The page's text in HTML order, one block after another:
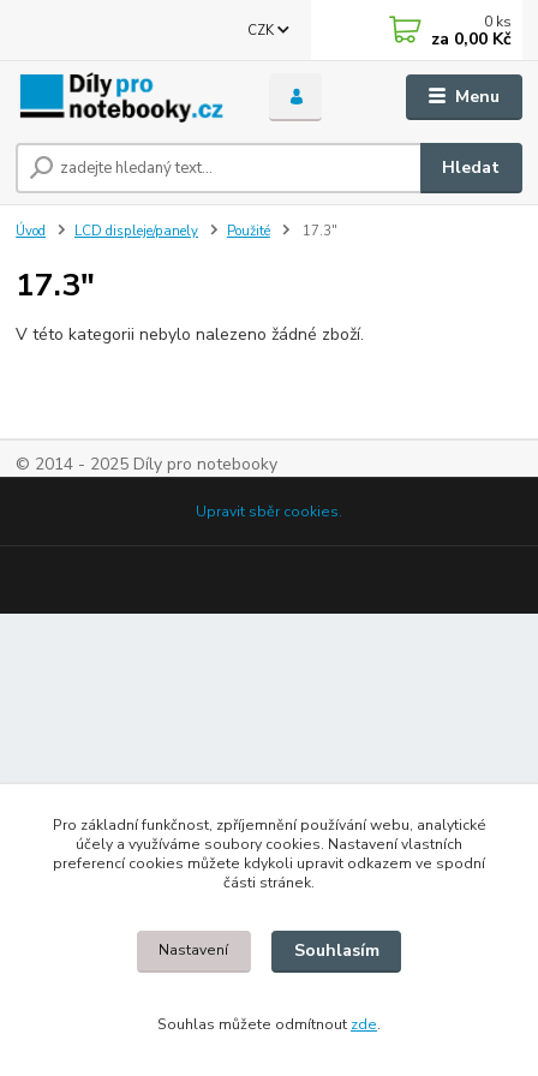
Menu
CZK
Hledat
0 ks
za 0,00 Kč
Úvod LCD displeje/panely Použité 17.3"
17.3"
V této kategorii nebylo nalezeno žádné zboží.
© 2014 - 2025 Díly pro notebooky
Upravit sběr cookies.
Pro základní funkčnost, zpříjemnění používání webu, analytické
účely a využíváme soubory cookies. Nastavení vlastních
preferencí cookies můžete kdykoli upravit odkazem ve spodní
části stránek.
Nastavení Souhlasím
Souhlas můžete odmítnout zde.